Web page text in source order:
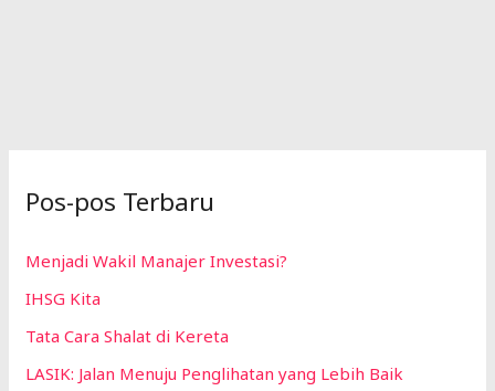
Pos-pos Terbaru
Menjadi Wakil Manajer Investasi?
IHSG Kita
Tata Cara Shalat di Kereta
LASIK: Jalan Menuju Penglihatan yang Lebih Baik